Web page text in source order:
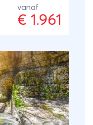
ongerept,
De
telt per
rondreis
land in de
krijgt.
vanaf
€ 1.961